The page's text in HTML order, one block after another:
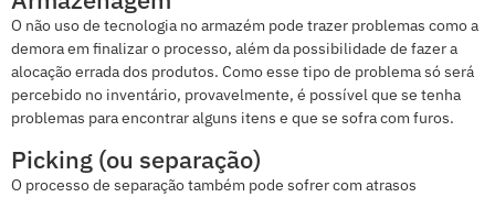
O não uso de tecnologia no armazém pode trazer problemas como a
demora em finalizar o processo, além da possibilidade de fazer a
alocação errada dos produtos. Como esse tipo de problema só será
percebido no inventário, provavelmente, é possível que se tenha
problemas para encontrar alguns itens e que se sofra com furos.
Picking (ou separação)
O processo de separação também pode sofrer com atrasos